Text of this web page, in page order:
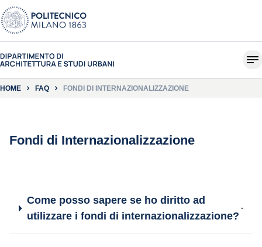
HOME FAQ FONDI DI INTERNAZIONALIZZAZIONE
Fondi di Internazionalizzazione
Come posso sapere se ho diritto ad
utilizzare i fondi di internazionalizzazione?